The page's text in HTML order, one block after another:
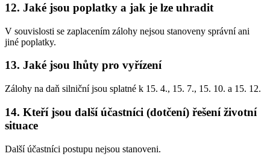
12. Jaké jsou poplatky a jak je lze uhradit
V souvislosti se zaplacením zálohy nejsou stanoveny správní ani
jiné poplatky.
13. Jaké jsou lhůty pro vyřízení
Zálohy na daň silniční jsou splatné k 15. 4., 15. 7., 15. 10. a 15. 12.
14. Kteří jsou další účastníci (dotčení) řešení životní
situace
Další účastníci postupu nejsou stanoveni.